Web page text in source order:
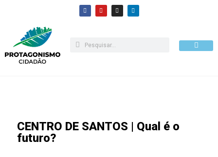
para
conteúdo
CENTRO DE SANTOS | Qual é o
futuro?